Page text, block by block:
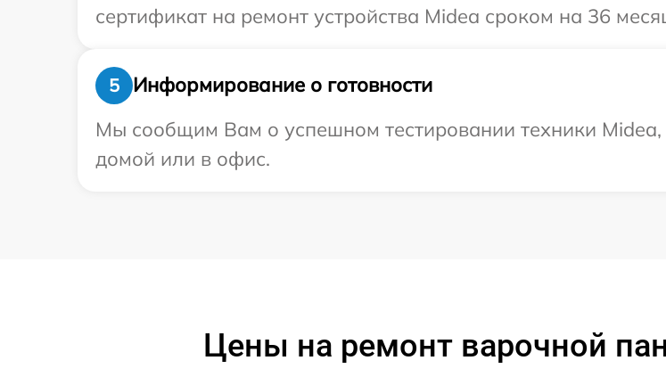
сертификат на ремонт устройства Midea сроком на 36
5
Информирование о готовности
Мы сообщим Вам о успешном тестировании техники Midea,
домой или в офис.
Цены на ремонт варочной